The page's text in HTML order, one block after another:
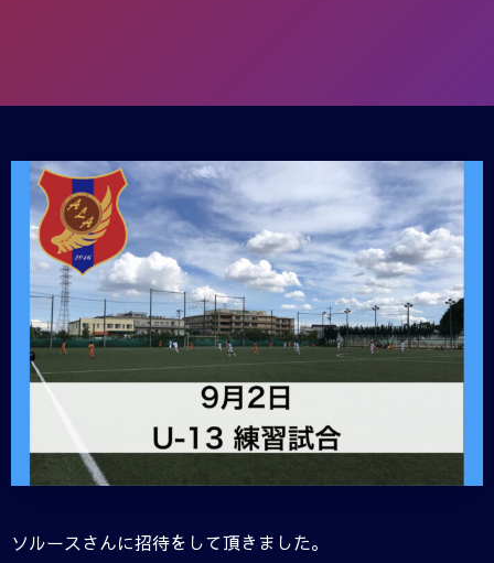
ソルースさんに招待をして頂きました。